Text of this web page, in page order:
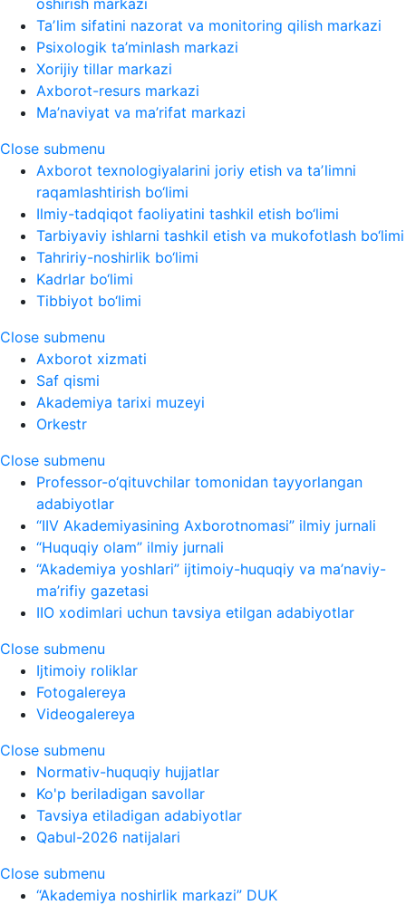
oshirish markazi
Taʼlim sifatini nazorat va monitoring qilish markazi
Psixologik ta’minlash markazi
Xorijiy tillar markazi
Axborot-resurs markazi
Ma’naviyat va ma’rifat markazi
Close submenu
Axborot texnologiyalarini joriy etish va taʼlimni
raqamlashtirish bo‘limi
Ilmiy-tadqiqot faoliyatini tashkil etish bo‘limi
Tarbiyaviy ishlarni tashkil etish va mukofotlash bo‘limi
Tahririy-noshirlik bo‘limi
Kadrlar bo‘limi
Tibbiyot bo‘limi
Close submenu
Axborot xizmati
Saf qismi
Akademiya tarixi muzeyi
Orkestr
Close submenu
Professor-o‘qituvchilar tomonidan tayyorlangan
adabiyotlar
“IIV Akademiyasining Axborotnomasi” ilmiy jurnali
“Huquqiy olam” ilmiy jurnali
“Akademiya yoshlari” ijtimoiy-huquqiy va ma’naviy-
ma’rifiy gazetasi
IIO xodimlari uchun tavsiya etilgan adabiyotlar
Close submenu
Ijtimoiy roliklar
Fotogalereya
Videogalereya
Close submenu
Normativ-huquqiy hujjatlar
Ko'p beriladigan savollar
Tavsiya etiladigan adabiyotlar
Qabul-2026 natijalari
Close submenu
“Akademiya noshirlik markazi” DUK